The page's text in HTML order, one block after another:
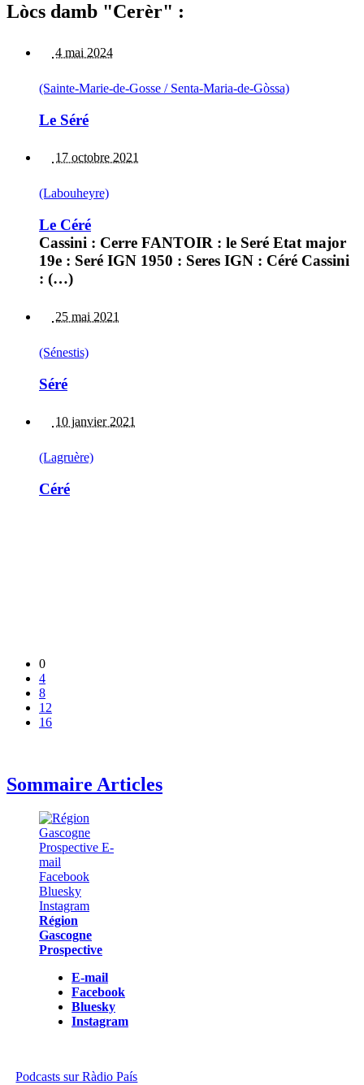
Lòcs damb "Cerèr" :
4 mai 2024
(Sainte-Marie-de-Gosse / Senta-Maria-de-Gòssa)
Le Séré
17 octobre 2021
(Labouheyre)
Le Céré
Cassini : Cerre FANTOIR : le Seré Etat major
19e : Seré IGN 1950 : Seres IGN : Céré Cassini
: (…)
25 mai 2021
(Sénestis)
Séré
10 janvier 2021
(Lagruère)
Céré
0
4
8
12
16
Sommaire Articles
Région
Gascogne
Prospective
E-mail
Facebook
Bluesky
Instagram
Podcasts sur Ràdio País